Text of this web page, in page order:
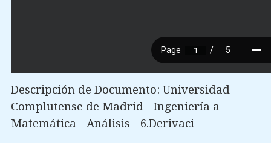
Descripción de Documento: Universidad
Complutense de Madrid - Ingeniería a
Matemática - Análisis - 6.Derivaci